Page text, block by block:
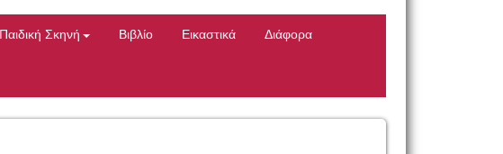
Παιδική Σκηνή Βιβλίο Εικαστικά Διάφορα